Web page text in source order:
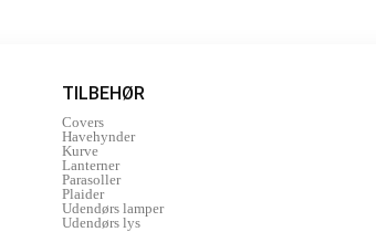
TILBEHØR
Covers
Havehynder
Kurve
Lanterner
Parasoller
Plaider
Udendørs lamper
Udendørs lys